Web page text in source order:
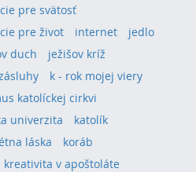
pre svätosť
pre život
internet
jedlo
duch
ježišov kríž
k - rok mojej viery
katolíckej cirkvi
univerzita
katolík
láska
koráb
kreativita v apoštoláte